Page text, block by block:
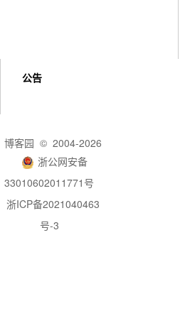
公告
博客园 © 2004-2026
浙公网安备
33010602011771号
浙ICP备2021040463
号-3